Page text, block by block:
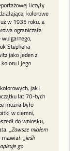
liczyły
kolorowe
w 1935 roku, a
ograniczała
Stephena
jako jeden z
koloru i jego
jak i
lat 70-tych
można było
w ciemni,
do wniosku,
„Zawsze miałem
mawiał. „Jeśli
go